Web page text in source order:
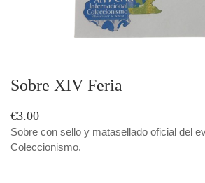
Sobre XIV Feria
€3.00
Sobre con sello y matasellado oficial del
Coleccionismo.